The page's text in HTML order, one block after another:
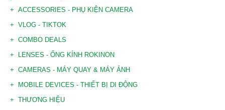
ACCESSORIES - PHỤ KIỆN CAMERA
VLOG - TIKTOK
COMBO DEALS
LENSES - ỐNG KÍNH ROKINON
CAMERAS - MÁY QUAY & MÁY ẢNH
MOBILE DEVICES - THIẾT BỊ DI ĐỘNG
THƯƠNG HIỆU